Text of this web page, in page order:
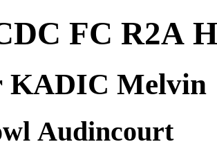
FC R2A
KADIC Melvin
Audincourt